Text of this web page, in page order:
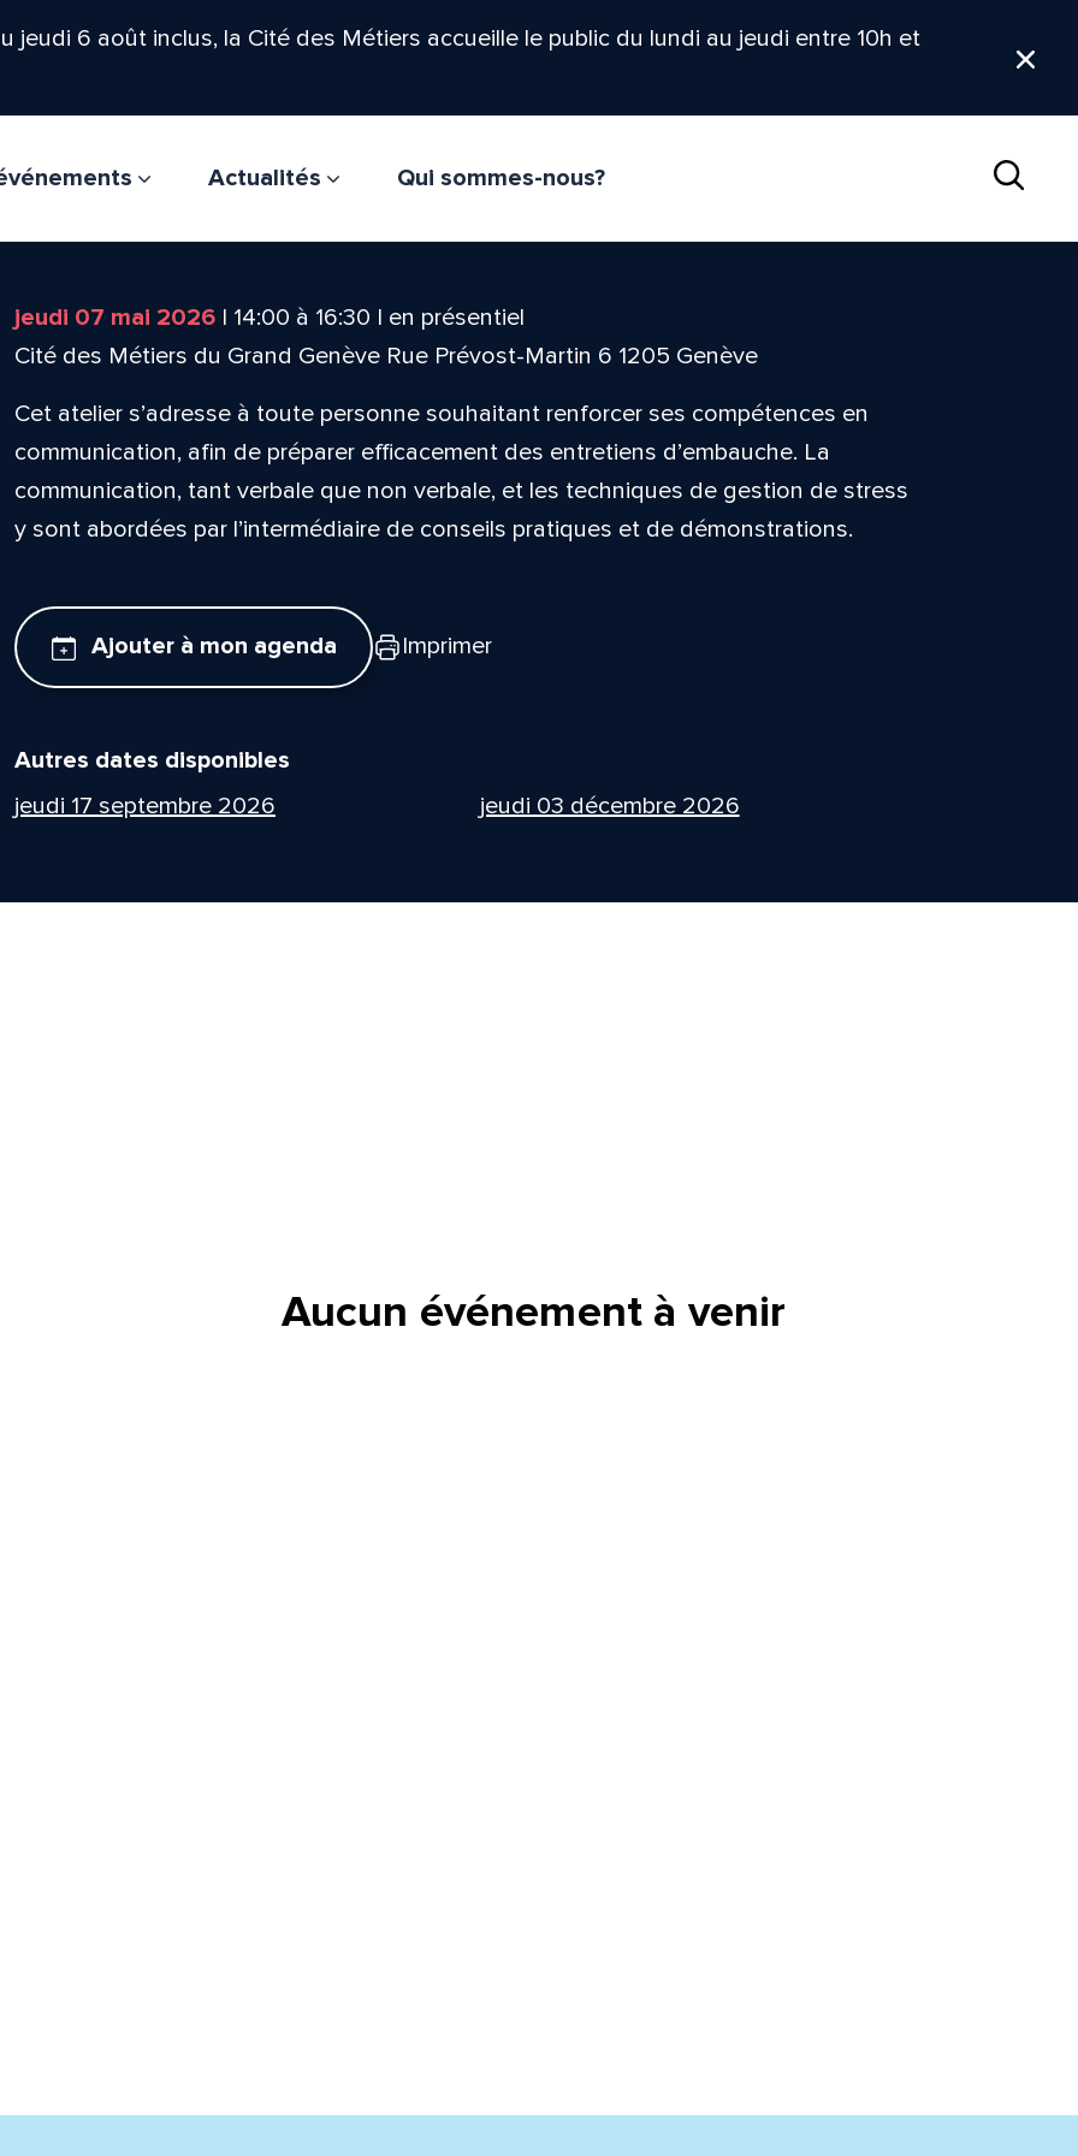
6 août inclus, la Cité des Métiers accueille le public du lundi au jeudi entre 10h et
Actualités
Qui sommes-nous?
jeudi 07 mai 2026| 14:00 à 16:30 | en présentiel
Cité des Métiers du Grand Genève Rue Prévost-Martin 6 1205 Genève
Cet atelier s’adresse à toute personne souhaitant renforcer ses compétences en
communication, afin de préparer efficacement des entretiens d’embauche. La
communication, tant verbale que non verbale, et les techniques de gestion de stress
y sont abordées par l’intermédiaire de conseils pratiques et de démonstrations.
Ajouter à mon agenda Imprimer
Autres dates disponibles
jeudi 17 septembre 2026
jeudi 03 décembre 2026
Aucun événement à venir